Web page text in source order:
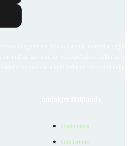
Hakkımızda
Ödüllerimiz